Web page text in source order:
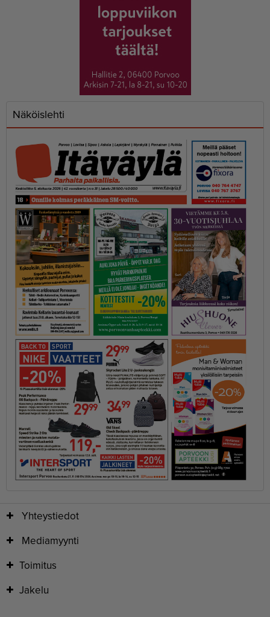
Näköislehti
Yhteystiedot
Mediamyynti
Toimitus
Jakelu